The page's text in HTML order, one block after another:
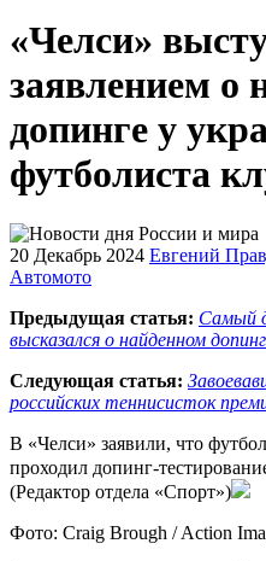
«Челси»
заявлением о
допинге у
футболиста
20 Декабрь 2024 Евгений
Автомото
Предыдущая статья: Самый
высказался о найденном
Следующая статья:
российских теннисисток
В «Челси» заявили, что
проходил допинг-
(Редактор отдела «Спорт»)
Фото: Craig Brough / Action